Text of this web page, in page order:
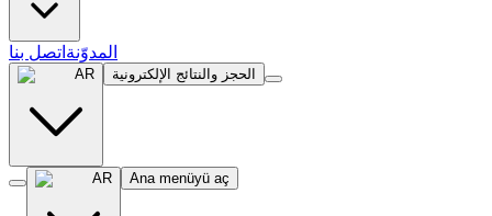
المدوّنة اتصل بنا
AR الحجز والنتائج الإلكترونية
AR Ana menüyü aç